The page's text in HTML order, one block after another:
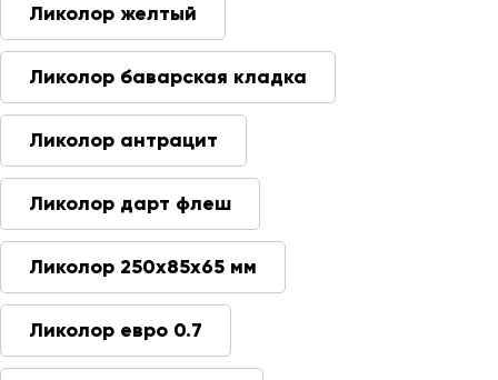
Ликолор желтый
Ликолор баварская кладка
Ликолор антрацит
Ликолор дарт флеш
Ликолор 250х85х65 мм
Ликолор евро 0.7